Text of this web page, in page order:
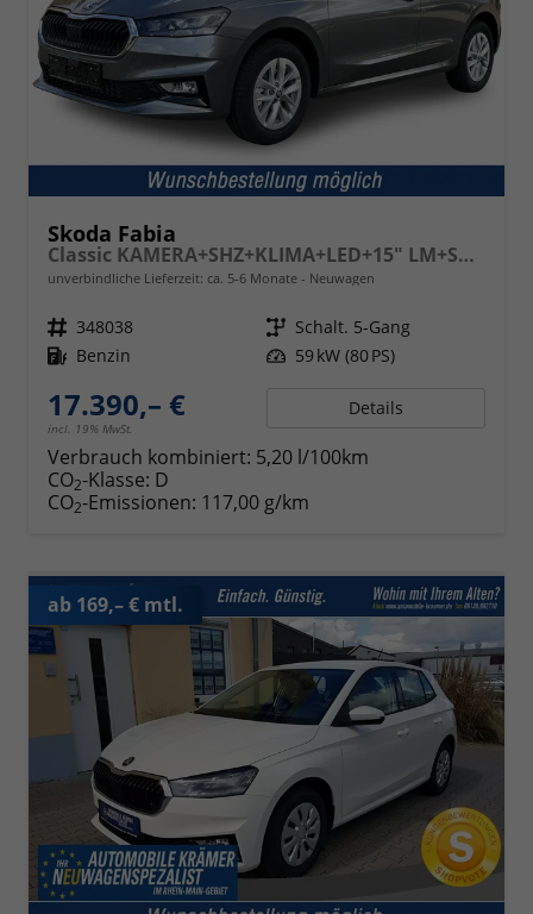
Skoda Fabia
Classic KAMERA+SHZ+KLIMA+LED+15" LM+SMARTLINK
unverbindliche Lieferzeit: ca. 5-6 Monate Neuwagen
Fahrzeugnr. 348038 Getriebe Schalt. 5-Gang
Kraftstoff Benzin Leistung 59 kW (80 PS)
17.390,– €
incl. 19% MwSt.
Details
Verbrauch kombiniert: 5,20 l/100km
CO2-Klasse: D
CO2-Emissionen: 117,00 g/km
ab 169,– € mtl.